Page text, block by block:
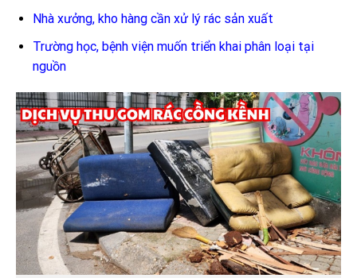
Nhà xưởng, kho hàng cần xử lý rác sản xuất
Trường học, bệnh viện muốn triển khai phân loại tại
nguồn